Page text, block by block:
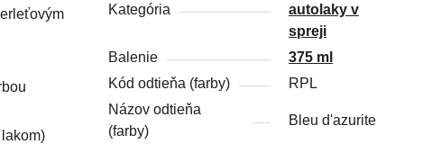
Kategória
autolaky v
spreji
Balenie
375 ml
Kód odtieňa (farby)
RPL
Názov odtieňa
(farby)
Bleu d'azurite